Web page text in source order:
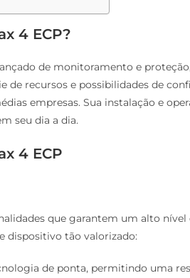
4 ECP?
de monitoramento e
de recursos e possibilidades de
empresas. Sua instalação e
seu dia a dia.
4 ECP
que garantem um alto
dispositivo tão valorizado:
de ponta, permitindo uma